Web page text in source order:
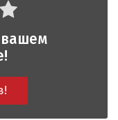
вашем